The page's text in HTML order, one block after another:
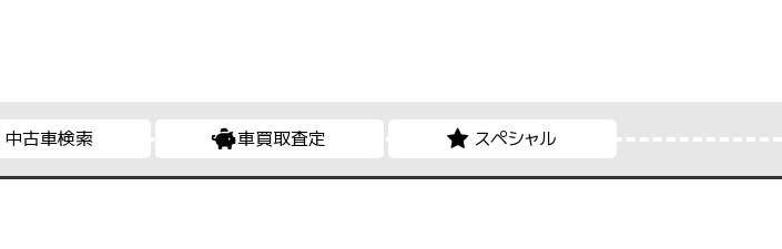
中古車検索 車買取査定 スペシャル